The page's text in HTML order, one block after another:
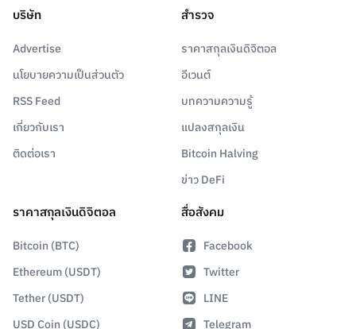
บริษัท
Advertise
นโยบายความเป็นส่วนตัว
RSS Feed
เกี่ยวกับเรา
ติดต่อเรา
สำรวจ
ราคาสกุลเงินดิจิตอล
อีเวนต์
บทความความรู้
แปลงสกุลเงิน
Bitcoin Halving
ข่าว DeFi
ราคาสกุลเงินดิจิตอล
Bitcoin (BTC)
Ethereum (USDT)
Tether (USDT)
USD Coin (USDC)
สื่อสังคม
Facebook
Twitter
LINE
Telegram